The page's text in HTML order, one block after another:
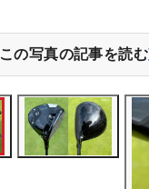
この写真の記事を読む